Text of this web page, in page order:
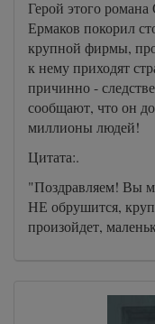
Герой этого
Ермаков покорил
крупной фирмы,
к нему приходят
причинно -
сообщают, что он
миллионы людей!
Цитата:.
"Поздравляем! Вы
НЕ обрушится,
произойдет,